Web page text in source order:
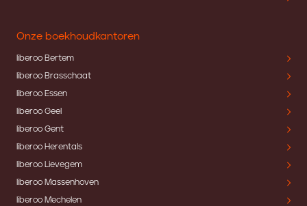
Onze boekhoudkantoren
liberoo Bertem
liberoo Brasschaat
liberoo Essen
liberoo Geel
liberoo Gent
liberoo Herentals
liberoo Lievegem
liberoo Massenhoven
liberoo Mechelen